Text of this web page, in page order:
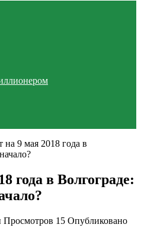
на 9 мая 2018 года в
года в Волгограде:
Просмотров 15 Опубликовано